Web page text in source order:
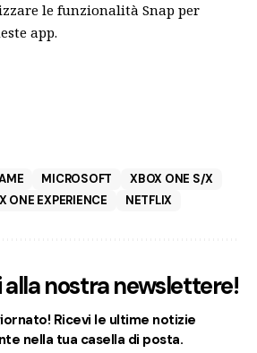
le funzionalità Snap per
app.
MICROSOFT
XBOX ONE S/X
ONE EXPERIENCE NETFLIX
alla nostra newslettere!
Ricevi le ultime notizie
nella tua casella di posta.